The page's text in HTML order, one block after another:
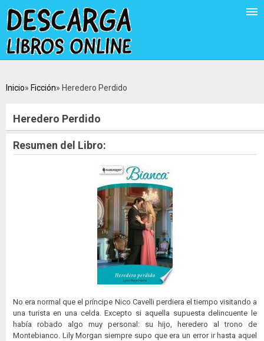
Inicio Ficción Heredero Perdido
Heredero Perdido
Resumen del Libro:
No era normal que el príncipe Nico Cavelli perdiera el tiempo visitando a
una turista en una celda. Excepto si aquella supuesta delincuente le
había robado algo muy personal: su hijo, heredero al trono de
Montebianco. Lily Morgan siempre supo que era un error ir hasta aquel